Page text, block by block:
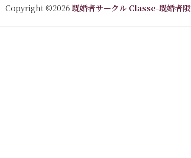
Copyright ©2026 既婚者サークル Classe-既婚者